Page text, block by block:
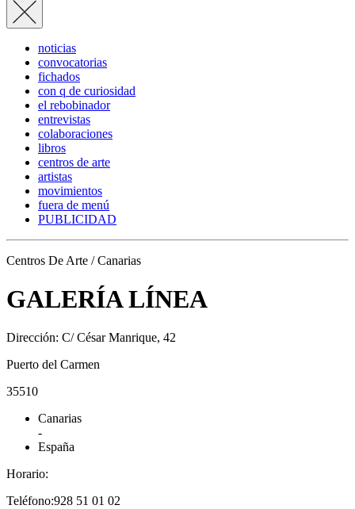
noticias
convocatorias
fichados
con q de curiosidad
el rebobinador
entrevistas
colaboraciones
libros
centros de arte
artistas
movimientos
fuera de menú
PUBLICIDAD
Centros De Arte / Canarias
GALERÍA LÍNEA
Dirección: C/ César Manrique, 42
Puerto del Carmen
35510
Canarias
-
España
Horario:
Teléfono:928 51 01 02